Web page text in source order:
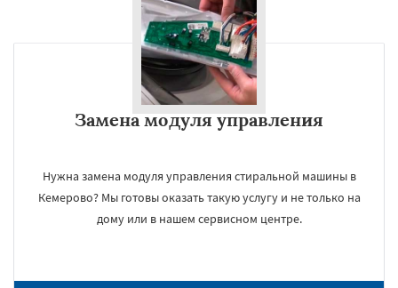
Замена модуля управления
Нужна замена модуля управления стиральной машины в
Кемерово? Мы готовы оказать такую услугу и не только на
дому или в нашем сервисном центре.